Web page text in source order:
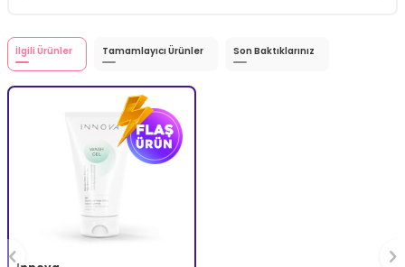
İlgili Ürünler Tamamlayıcı Ürünler Son Baktıklarınız